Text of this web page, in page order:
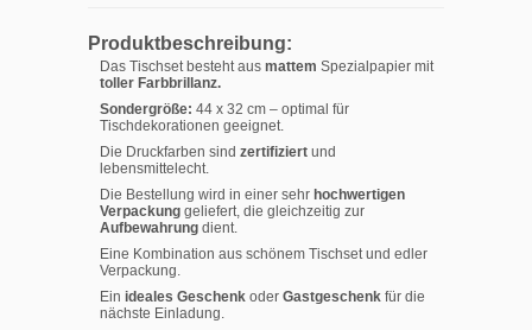
Produktbeschreibung:
Das Tischset besteht aus mattem Spezialpapier mit
toller Farbbrillanz.
Sondergröße: 44 x 32 cm – optimal für
Tischdekorationen geeignet.
Die Druckfarben sind zertifiziert und
lebensmittelecht.
Die Bestellung wird in einer sehr hochwertigen
Verpackung geliefert, die gleichzeitig zur
Aufbewahrung dient.
Eine Kombination aus schönem Tischset und edler
Verpackung.
Ein ideales Geschenk oder Gastgeschenk für die
nächste Einladung.